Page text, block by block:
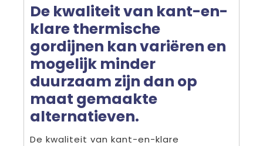
De kwaliteit van kant-en-
klare thermische
gordijnen kan variëren en
mogelijk minder
duurzaam zijn dan op
maat gemaakte
alternatieven.
De kwaliteit van kant-en-klare